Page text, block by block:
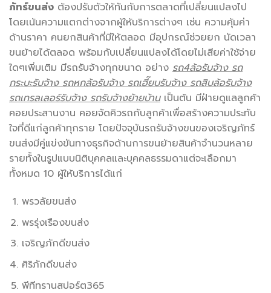
ภัทร์ขนส่ง ต้องปรับตัวให้ทันกับการตลาดที่เปลี่ยนแปลงไป
โดยเน้นความแตกต่างจากผู้ให้บริการต่างๆ เช่น ความคุ้มค่า
ด้านราคา คนยกสินค้าที่มีให้ตลอด มีอุปกรณ์ช่วยยก นัดเวลา
ขนย้ายได้ตลอด พร้อมกับเปลี่ยนแปลงได้โดยไม่เสียค่าใช้จ่าย
ใดๆเพิ่มเติม มีรถรับจ้างทุกขนาด อย่าง รถ4ล้อรับจ้าง รถ
กระบะรับจ้าง รถหกล้อรับจ้าง รถเฮี๊ยบรับจ้าง รถสิบล้อรับจ้าง
รถเทรลเลอร์รับจ้าง รถรับจ้างย้ายบ้านเป็นต้น มีฝ่ายดูแลลูกค้า
คอยประสานงาน คอยจัดคิวรถกับลูกค้าเพื่อสร้างความประทับ
ใจที่ดีแก่ลูกค้าทุกราย โดยปัจจุบันรถรับจ้างขนของเจริญภัทร์
ขนส่งมีคู่แข่งขันทางธุรกิจด้านการขนย้ายสินค้าจำนวนหลาย
รายทั้งในรูปแบบนิติบุคคลและบุคคลธรรมดาแต่จะเลือกมา
ทั้งหมด 10 ผู้ให้บริการได้แก่
พรวลัยขนส่ง
พรรุ่งเรืองขนส่ง
เจริญภักดีขนส่ง
ศิริภักดีขนส่ง
พีทีทรานสปอร์ต365